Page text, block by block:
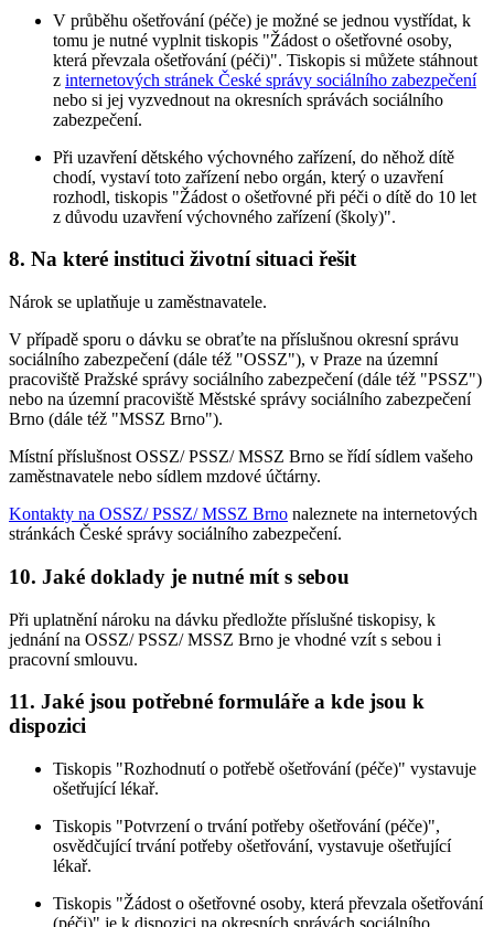
V průběhu ošetřování (péče) je možné se jednou vystřídat, k
tomu je nutné vyplnit tiskopis "Žádost o ošetřovné osoby,
která převzala ošetřování (péči)". Tiskopis si můžete stáhnout
z internetových stránek České správy sociálního zabezpečení
nebo si jej vyzvednout na okresních správách sociálního
zabezpečení.
Při uzavření dětského výchovného zařízení, do něhož dítě
chodí, vystaví toto zařízení nebo orgán, který o uzavření
rozhodl, tiskopis "Žádost o ošetřovné při péči o dítě do 10 let
z důvodu uzavření výchovného zařízení (školy)".
8. Na které instituci životní situaci řešit
Nárok se uplatňuje u zaměstnavatele.
V případě sporu o dávku se obraťte na příslušnou okresní správu
sociálního zabezpečení (dále též "OSSZ"), v Praze na územní
pracoviště Pražské správy sociálního zabezpečení (dále též "PSSZ")
nebo na územní pracoviště Městské správy sociálního zabezpečení
Brno (dále též "MSSZ Brno").
Místní příslušnost OSSZ/ PSSZ/ MSSZ Brno se řídí sídlem vašeho
zaměstnavatele nebo sídlem mzdové účtárny.
Kontakty na OSSZ/ PSSZ/ MSSZ Brno naleznete na internetových
stránkách České správy sociálního zabezpečení.
10. Jaké doklady je nutné mít s sebou
Při uplatnění nároku na dávku předložte příslušné tiskopisy, k
jednání na OSSZ/ PSSZ/ MSSZ Brno je vhodné vzít s sebou i
pracovní smlouvu.
11. Jaké jsou potřebné formuláře a kde jsou k
dispozici
Tiskopis "Rozhodnutí o potřebě ošetřování (péče)" vystavuje
ošetřující lékař.
Tiskopis "Potvrzení o trvání potřeby ošetřování (péče)",
osvědčující trvání potřeby ošetřování, vystavuje ošetřující
lékař.
Tiskopis "Žádost o ošetřovné osoby, která převzala ošetřování
(péči)" je k dispozici na okresních správách sociálního